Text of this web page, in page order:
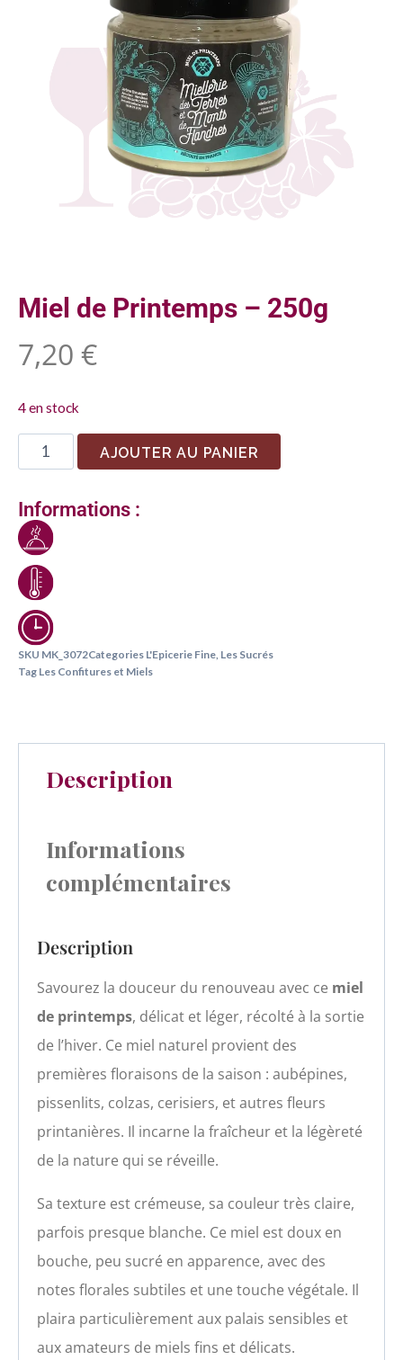
Miel de Printemps – 250g
7,20 €
4 en stock
AJOUTER AU PANIER
Informations :
SKU MK_3072Categories L'Epicerie Fine Les Sucrés
Tag Les Confitures et Miels
Description
Informations
complémentaires
Description
Savourez la douceur du renouveau avec ce miel
de printemps, délicat et léger, récolté à la sortie
de l’hiver. Ce miel naturel provient des
premières floraisons de la saison : aubépines,
pissenlits, colzas, cerisiers, et autres fleurs
printanières. Il incarne la fraîcheur et la légèreté
de la nature qui se réveille.
Sa texture est crémeuse, sa couleur très claire,
parfois presque blanche. Ce miel est doux en
bouche, peu sucré en apparence, avec des
notes florales subtiles et une touche végétale. Il
plaira particulièrement aux palais sensibles et
aux amateurs de miels fins et délicats.